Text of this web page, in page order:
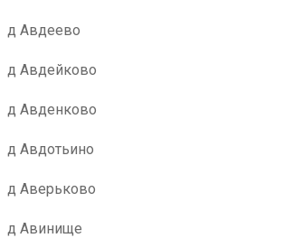
д Авдеево
д Авдейково
д Авденково
д Авдотьино
д Аверьково
д Авинище